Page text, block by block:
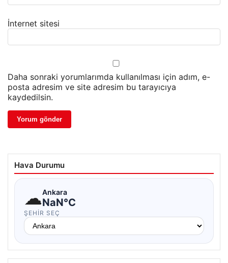
İnternet sitesi
Daha sonraki yorumlarımda kullanılması için adım, e-
posta adresim ve site adresim bu tarayıcıya
kaydedilsin.
Hava Durumu
☁Ankara
NaN°C
ŞEHIR SEÇ